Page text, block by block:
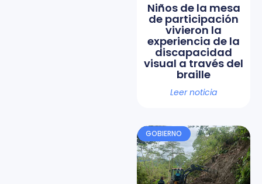
Niños de la mesa
de participación
vivieron la
experiencia de la
discapacidad
visual a través del
braille
Leer noticia
GOBIERNO